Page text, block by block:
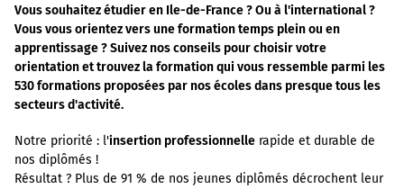
Vous souhaitez étudier en Ile-de-France ? Ou à l'international ?
Vous vous orientez vers une formation temps plein ou en
apprentissage ? Suivez nos conseils pour choisir votre
orientation et trouvez la formation qui vous ressemble parmi les
530 formations proposées par nos écoles dans presque tous les
secteurs d'activité.
Notre priorité : l'insertion professionnelle rapide et durable de
nos diplômés !
Résultat ? Plus de 91 % de nos jeunes diplômés décrochent leur